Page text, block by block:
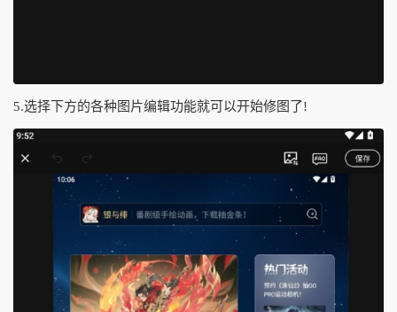
5.选择下方的各种图片编辑功能就可以开始修图了!